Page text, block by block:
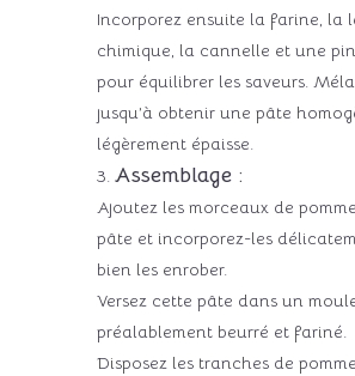
Incorporez ensuite la farine, la
chimique, la cannelle et une
pour équilibrer les saveurs.
jusqu’à obtenir une pâte
légèrement épaisse.
Assemblage :
Ajoutez les morceaux de
pâte et incorporez-les
bien les enrober.
Versez cette pâte dans un
préalablement beurré et fariné.
Disposez les tranches de